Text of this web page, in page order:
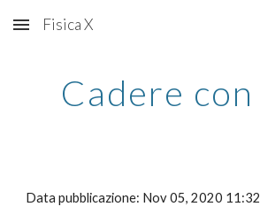
Skip to main content
Fisica X
Cadere
Data pubblicazione: Nov 05, 2020